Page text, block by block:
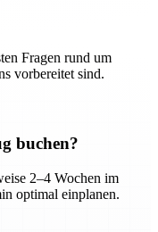
Fragen rund um
vorbereitet sind.
buchen?
2–4 Wochen im
optimal einplanen.